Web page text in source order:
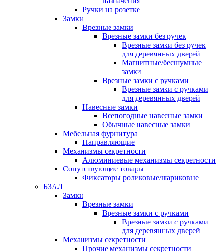
Ручки на розетке
Замки
Врезные замки
Врезные замки без ручек
Врезные замки без ручек
для деревянных дверей
Магнитные/бесшумные
замки
Врезные замки с ручками
Врезные замки с ручками
для деревянных дверей
Навесные замки
Всепогодные навесные замки
Обычные навесные замки
Мебельная фурнитура
Направляющие
Механизмы секретности
Алюминиевые механизмы секретности
Сопутствующие товары
Фиксаторы роликовые/шариковые
БЗАЛ
Замки
Врезные замки
Врезные замки с ручками
Врезные замки с ручками
для деревянных дверей
Механизмы секретности
Прочие механизмы секретности